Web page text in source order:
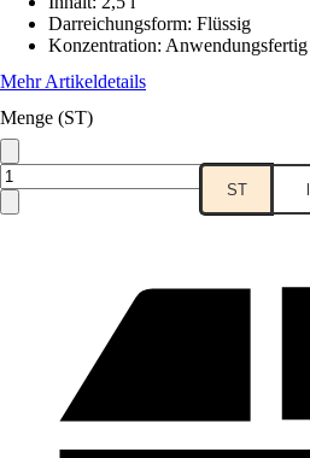
Darreichungsform: Flüssig
Konzentration: Anwendungsfertig
Mehr Artikeldetails
Menge (ST)
ST l